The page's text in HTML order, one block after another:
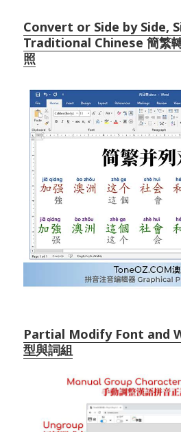
Convert or Side by Side,
Traditional Chinese 簡繁
照
Partial Modify Font and
型與詞組